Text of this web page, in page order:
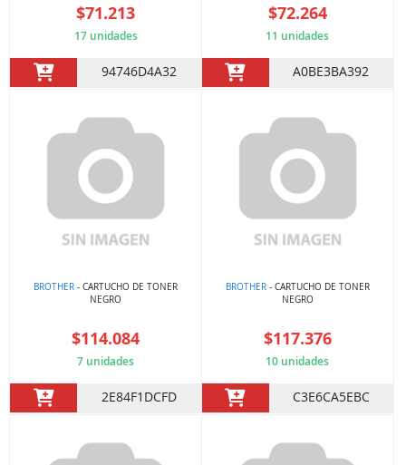
$71.213
17 unidades
94746D4A32
$72.264
11 unidades
A0BE3BA392
BROTHER - CARTUCHO DE TONER
NEGRO
$114.084
7 unidades
2E84F1DCFD
BROTHER- CARTUCHO DE TONER
NEGRO
$117.376
10 unidades
C3E6CA5EBC